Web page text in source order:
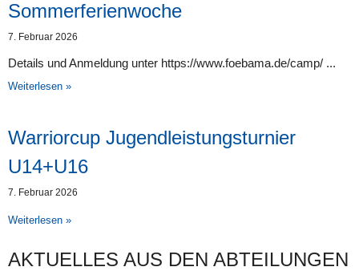
AKTUELLES AUS DEN AB­TEI­LUNG­EN
Beiträge.
Sommerferienwoche
7. Februar 2026
Details und Anmeldung unter https://www.foebama.de/camp/
Weiterlesen »
Warriorcup Jugendleistungsturnier
U14+U16
7. Februar 2026
Weiterlesen »